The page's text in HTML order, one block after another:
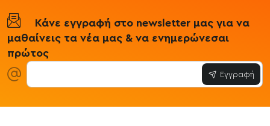
Κάνε εγγραφή στο newsletter μας για να
μαθαίνεις τα νέα μας & να ενημερώνεσαι
πρώτος
Εγγραφή